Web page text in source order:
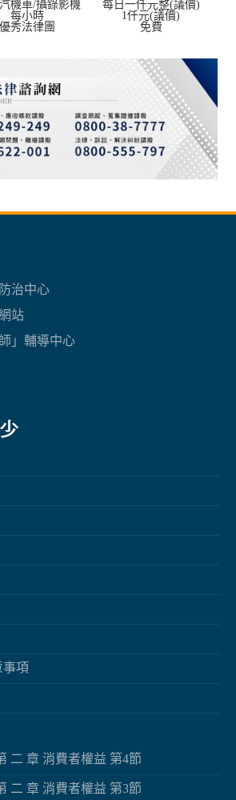
機車/攝錄影機
每日一仟元整(議價)
每小時
1仟元(議價)
優秀法律團 免費
治中心
站
」輔導中心
事項
二 章 消費者權益 第4節
二 章 消費者權益 第3節